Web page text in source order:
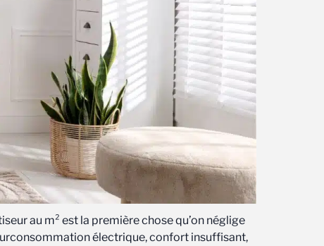
au m² est la première chose qu’on néglige
électrique, confort insuffisant,